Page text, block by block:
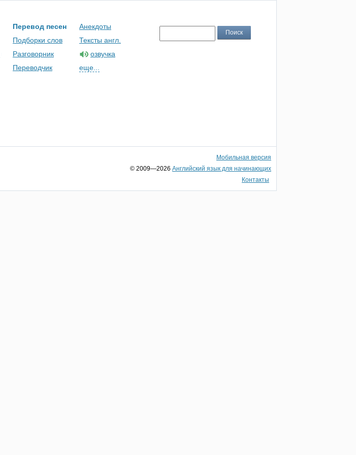
Перевод песен
Подборки слов
Разговорник
Переводчик
Анекдоты
Тексты англ.
озвучка
еще...
Мобильная версия
© 2009—2026 Английский язык для начинающих
Контакты